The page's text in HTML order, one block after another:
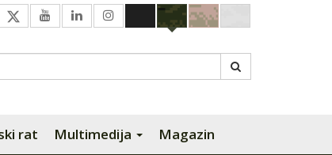
rat Multimedija Magazin